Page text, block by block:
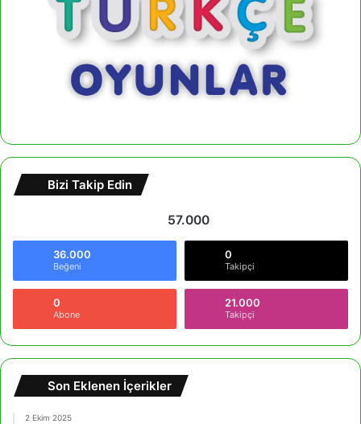
Bizi Takip Edin
57.000
36.000
Beğeni
0
Takipçi
0
Abone
21.000
Takipçi
Son Eklenen İçerikler
2 Ekim 2025